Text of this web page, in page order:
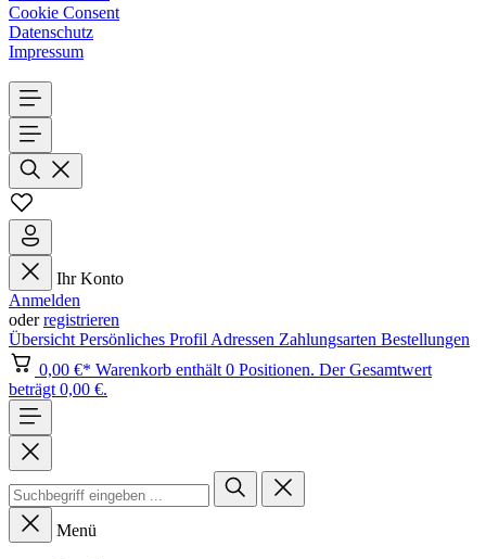
Cookie Consent
Datenschutz
Impressum
Ihr Konto
Anmelden
oderregistrieren
Übersicht Persönliches Profil Adressen Zahlungsarten Bestellungen
0,00 €* Warenkorb enthält 0 Positionen. Der Gesamtwert
beträgt 0,00 €.
Menü